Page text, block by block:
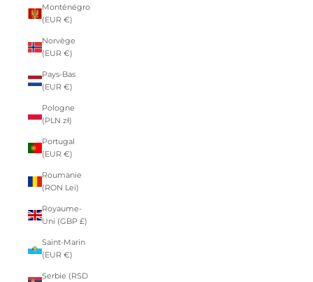
Monténégro
(EUR €)
Norvège
(EUR €)
Pays-Bas
(EUR €)
Pologne
(PLN zł)
Portugal
(EUR €)
Roumanie
(RON Lei)
Royaume-
Uni (GBP £)
Saint-Marin
(EUR €)
Serbie (RSD